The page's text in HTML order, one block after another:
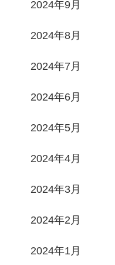
2024年9月
2024年8月
2024年7月
2024年6月
2024年5月
2024年4月
2024年3月
2024年2月
2024年1月